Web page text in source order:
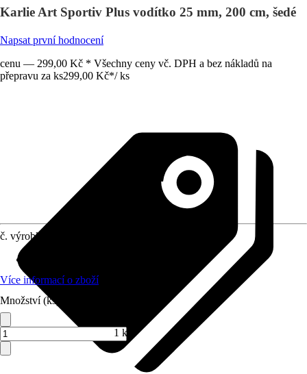
Karlie Art Sportiv Plus vodítko 25 mm, 200 cm, šedé
Napsat první hodnocení
cenu — 299,00 Kč * Všechny ceny vč. DPH a bez nákladů na
přepravu za ks299,00 Kč*/ ks
č. výrobku
Více informací o zboží
Množství (ks)
1 ks